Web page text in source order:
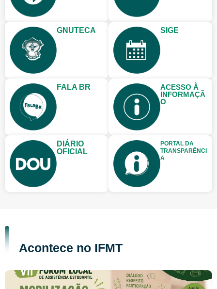
GNUTECA SIGE
FALA BR
ACESSO À
INFORMAÇÃ
O
DIÁRIO
OFICIAL
PORTAL DA
TRANSPARÊNCI
A
Acontece no IFMT